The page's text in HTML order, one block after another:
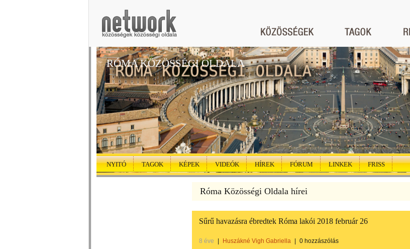
RÓMA KÖZÖSSÉGI OLDALA
NYITÓ TAGOK KÉPEK VIDEÓK HÍREK FÓRUM LINKEK FRISS
Róma Közösségi Oldala hírei
Sűrű havazásra ébredtek Róma lakói 2018 február 26
8 éve Huszákné Vigh Gabriella 0 hozzászólás